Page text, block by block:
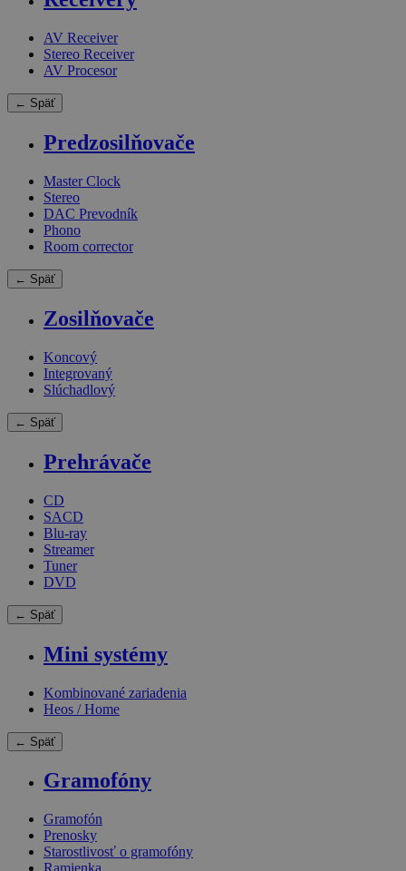
AV Receiver
Stereo Receiver
AV Procesor
← Späť
Predzosilňovače
Master Clock
Stereo
DAC Prevodník
Phono
Room corrector
← Späť
Zosilňovače
Koncový
Integrovaný
Slúchadlový
← Späť
Prehrávače
CD
SACD
Blu-ray
Streamer
Tuner
DVD
← Späť
Mini systémy
Kombinované zariadenia
Heos / Home
← Späť
Gramofóny
Gramofón
Prenosky
Starostlivosť o gramofóny